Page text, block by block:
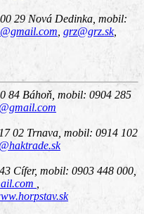
29 Nová Dedinka , mobil:
grz@grz.sk,
84 Báhoň , mobil: 0904 285
02 Trnava , mobil: 0914 102
Cífer, mobil: 0903 448 000,